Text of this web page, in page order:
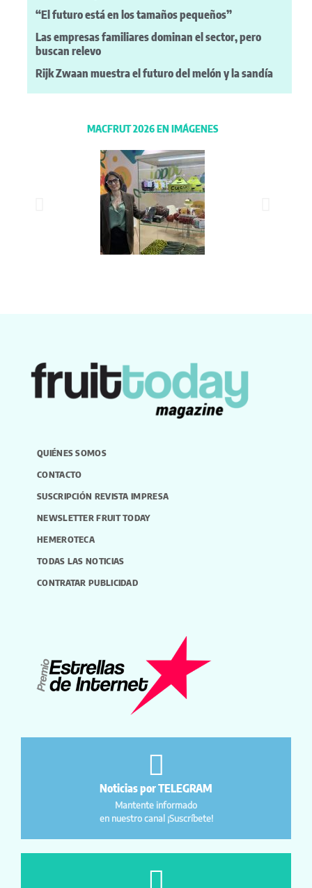
“El futuro está en los tamaños pequeños”
Las empresas familiares dominan el sector, pero
buscan relevo
Rijk Zwaan muestra el futuro del melón y la sandía
MACFRUT 2026 EN IMÁGENES
QUIÉNES SOMOS
CONTACTO
SUSCRIPCIÓN REVISTA IMPRESA
NEWSLETTER FRUIT TODAY
HEMEROTECA
TODAS LAS NOTICIAS
CONTRATAR PUBLICIDAD
Noticias por TELEGRAM
Mantente informado
en nuestro canal ¡Suscríbete!